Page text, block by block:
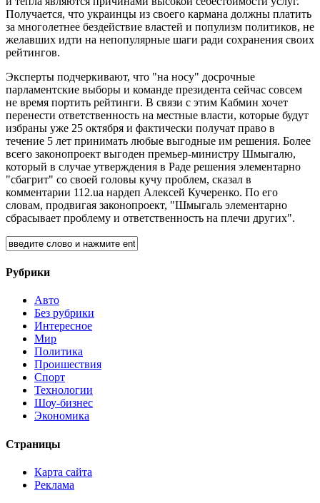
Получается, что украинцы из своего кармана должны платить
за многолетнее бездействие властей и популизм политиков, не
желавших идти на непопулярные шаги ради сохранения своих
рейтингов.
Эксперты подчеркивают, что "на носу" досрочные
парламентские выборы и команде президента сейчас совсем
не время портить рейтинги. В связи с этим Кабмин хочет
перенести ответственность на местные власти, которые будут
избраны уже 25 октября и фактически получат право в
течение 5 лет принимать любые выгодные им решения. Более
всего законопроект выгоден премьер-министру Шмыгалю,
который в случае утверждения в Раде решения элементарно
"сбагрит" со своей головы кучу проблем, сказал в
комментарии 112.ua нардеп Алексей Кучеренко. По его
словам, продвигая законопроект, "Шмыгаль элементарно
сбрасывает проблему и ответственность на плечи других".
Рубрики
Авто
Без рубрики
Интересное
Мир
Политика
Проишествия
Спорт
Технологии
Шоу-бизнес
Экономика
Страницы
Карта сайта
Реклама